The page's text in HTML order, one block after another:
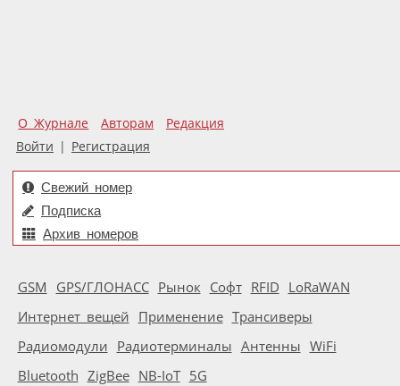
О Журнале Авторам
Редакция
Войти | Регистрация
Свежий номер
Подписка
Архив номеров
GSM GPS/ГЛОНАСС Рынок Софт RFID LoRaWAN
Интернет вещей Применение Трансиверы
Радиомодули Радиотерминалы Антенны WiFi
Bluetooth ZigBee NB-IoT 5G